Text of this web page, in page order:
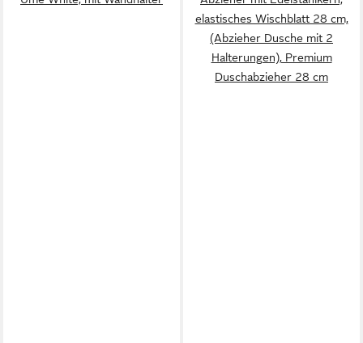
elastisches Wischblatt 28 cm,
(Abzieher Dusche mit 2
Halterungen), Premium
Duschabzieher 28 cm